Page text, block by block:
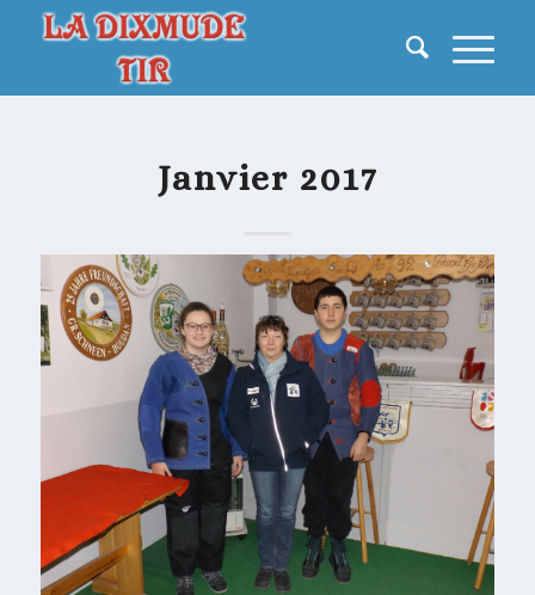
Janvier 2017